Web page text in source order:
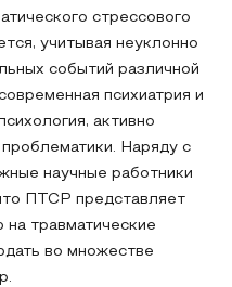
стрессового
учитывая неуклонно
событий различной
психиатрия и
активно
Наряду с
научные работники
ПТСР представляет
травматические
во множестве